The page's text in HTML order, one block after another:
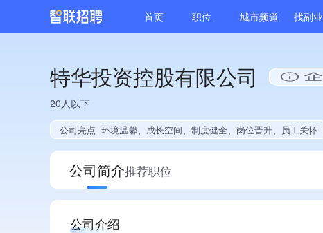
首页 职位 城市频道 找副业
特华投资控股有限公司
20人以下
公司亮点 环境温馨、成长空间、制度健全、岗位晋升、员工关怀
公司简介推荐职位
公司介绍